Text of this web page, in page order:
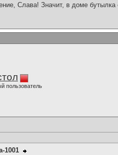
Слава! Значит, в доме бутылка
пользователь
1001